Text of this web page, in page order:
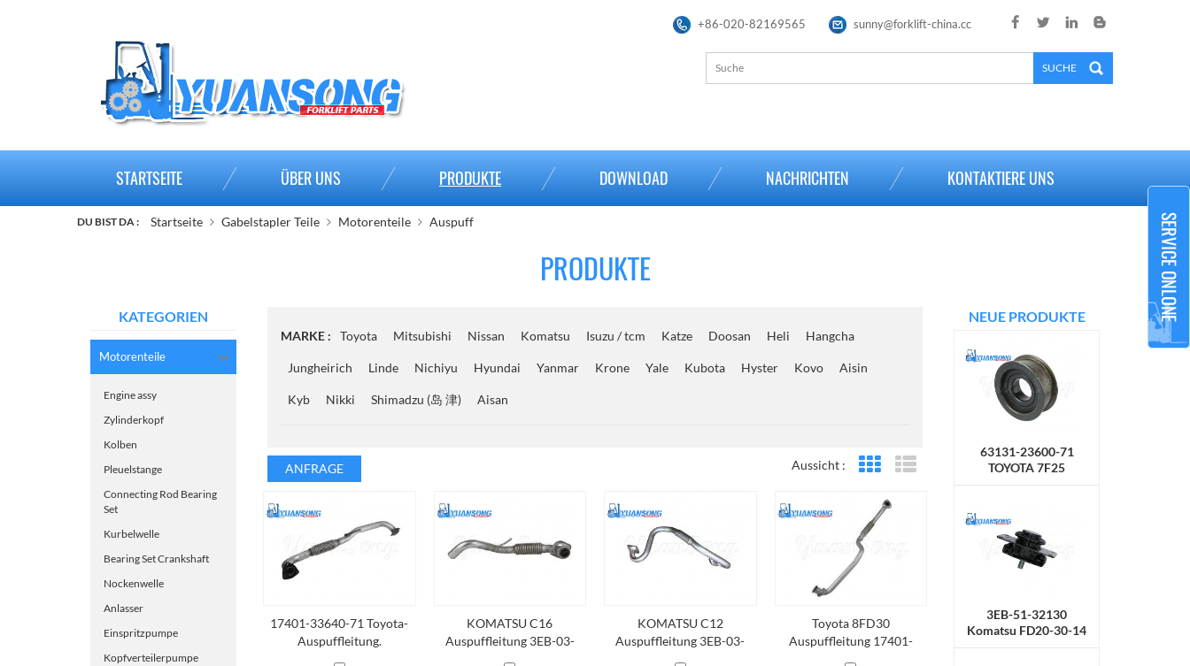
+86-020-82169565 sunny@forklift-china.cc
×
STARTSEITE ÜBER UNS PRODUKTE DOWNLOAD NACHRICHTEN KONTAKTIERE UNS
DU BIST DA : Startseite Gabelstapler Teile Motorenteile Auspuff
PRODUKTE
KATEGORIEN
Motorenteile
Engine assy
Zylinderkopf
Kolben
Pleuelstange
Connecting Rod Bearing
Set
Kurbelwelle
Bearing Set Crankshaft
Nockenwelle
Anlasser
Einspritzpumpe
Kopfverteilerpumpe
NEUE PRODUKTE
63131-23600-71
TOYOTA 7F25
Radkette
3EB-51-32130
Komatsu FD20-30-14
Gummihalterung
MARKE : Toyota Mitsubishi Nissan Komatsu Isuzu / tcm Katze Doosan Heli Hangcha
Jungheirich Linde Nichiyu Hyundai Yanmar Krone Yale Kubota Hyster Kovo Aisin
Kyb Nikki Shimadzu (岛 津) Aisan
ANFRAGE Aussicht : Rasteransicht
17401-33640-71 Toyota-
Auspuffleitung.
KOMATSU C16
Auspuffleitung 3EB-03-
KOMATSU C12
Auspuffleitung 3EB-03-
Toyota 8FD30
Auspuffleitung 17401-